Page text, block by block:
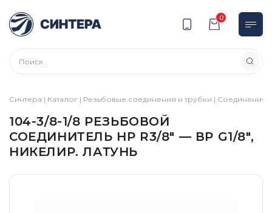
0
Синтера | Каталог | Резьбовые соединения и трубки | Соединения
104-3/8-1/8 РЕЗЬБОВОЙ
СОЕДИНИТЕЛЬ НР R3/8″ — ВР G1/8″,
НИКЕЛИР. ЛАТУНЬ